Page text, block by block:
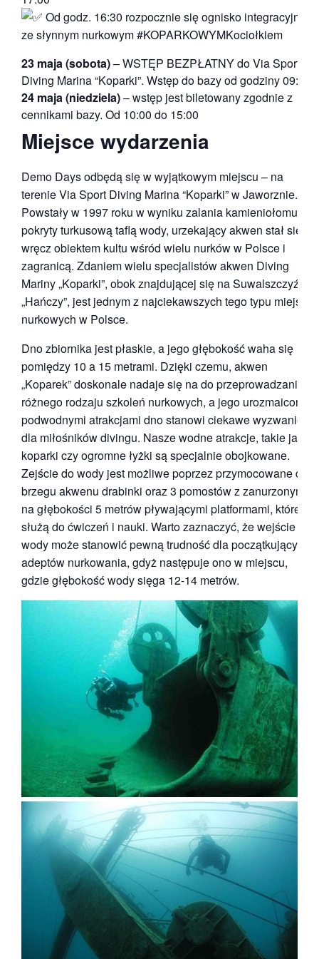
Od godz. 16:30 rozpocznie się ognisko integracyjne,
ze słynnym nurkowym #KOPARKOWYMKociołkiem
23 maja (sobota)– WSTĘP BEZPŁATNY do Via Sport
Diving Marina “Koparki”. Wstęp do bazy od godziny 09:00
24 maja (niedziela)– wstęp jest biletowany zgodnie z
cennikami bazy. Od 10:00 do 15:00
Miejsce wydarzenia
Demo Days odbędą się w wyjątkowym miejscu – na
terenie Via Sport Diving Marina “Koparki” w Jaworznie.
Powstały w 1997 roku w wyniku zalania kamieniołomu,
pokryty turkusową taflą wody, urzekający akwen stał się
wręcz obiektem kultu wśród wielu nurków w Polsce i
zagranicą. Zdaniem wielu specjalistów akwen Diving
Mariny „Koparki”, obok znajdującej się na Suwalszczyźnie
„Hańczy”, jest jednym z najciekawszych tego typu miejsc
nurkowych w Polsce.
Dno zbiornika jest płaskie, a jego głębokość waha się
pomiędzy 10 a 15 metrami. Dzięki czemu, akwen
„Koparek” doskonale nadaje się na do przeprowadzania
różnego rodzaju szkoleń nurkowych, a jego urozmaicone
podwodnymi atrakcjami dno stanowi ciekawe wyzwanie
dla miłośników divingu. Nasze wodne atrakcje, takie jak
koparki czy ogromne łyżki są specjalnie obojkowane.
Zejście do wody jest możliwe poprzez przymocowane do
brzegu akwenu drabinki oraz 3 pomostów z zanurzonymi
na głębokości 5 metrów pływającymi platformami, które
służą do ćwiczeń i nauki. Warto zaznaczyć, że wejście do
wody może stanowić pewną trudność dla początkujących
adeptów nurkowania, gdyż następuje ono w miejscu,
gdzie głębokość wody sięga 12-14 metrów.